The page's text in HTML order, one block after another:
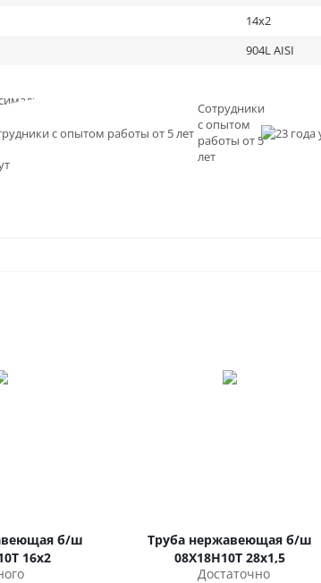
14х2
904L AISI
- 30
Сотрудники
с опытом
работы от 5
лет
б/ш
16х2
Труба нержавеющая б/ш
08Х18Н10Т 28х1,5
Достаточно